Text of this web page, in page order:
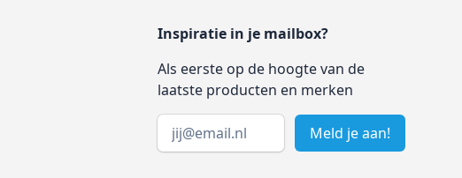
Inspiratie in je mailbox?
Als eerste op de hoogte van de
laatste producten en merken
Email address
Meld je aan!